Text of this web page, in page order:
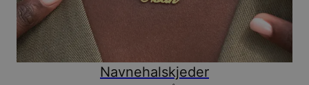
Navnehalskjeder